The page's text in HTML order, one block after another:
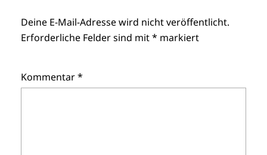
Deine E-Mail-Adresse wird nicht veröffentlicht.
Erforderliche Felder sind mit* markiert
Kommentar*